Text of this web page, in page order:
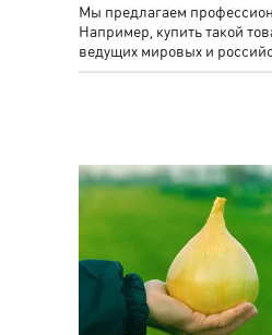
Мы предлагаем
Например, купить такой
ведущих мировых и